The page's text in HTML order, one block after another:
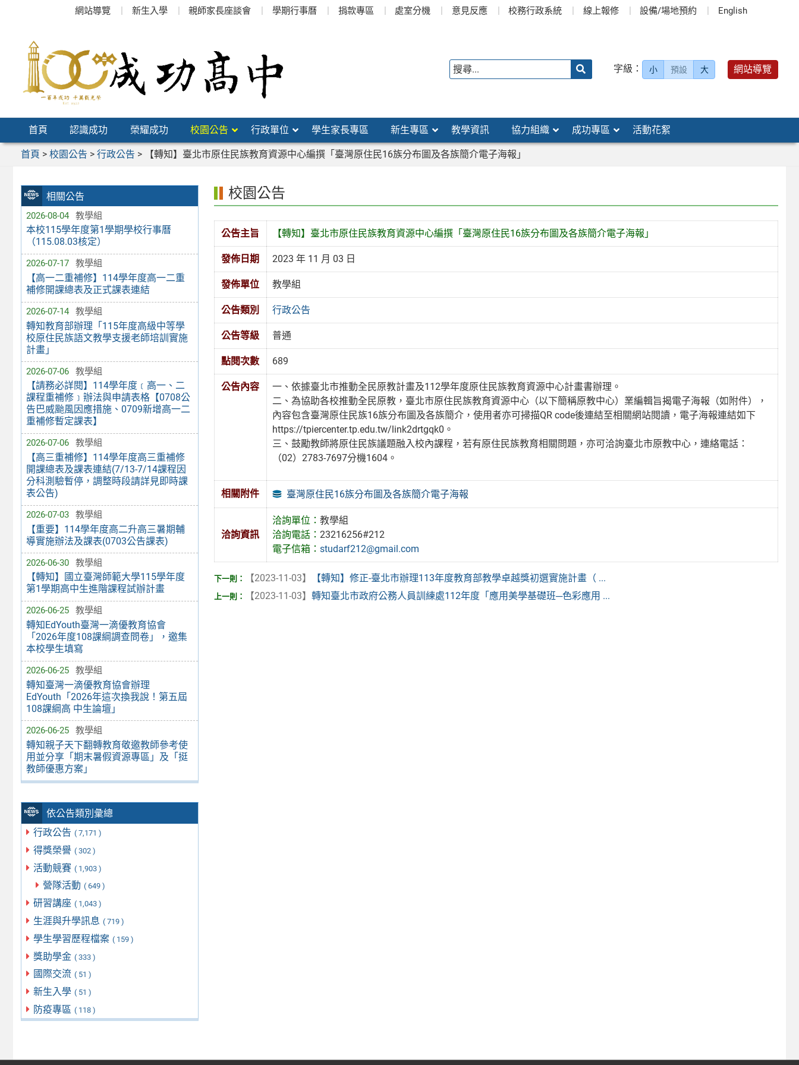
網站導覽 新生入學 親師家長座談會 學期行事曆 捐款專區 處室分機 意見反應 校務行政系統 線上報修 設備/場地預約 English
字級： 小 預設 大 網站導覽
首頁 認識成功 榮耀成功 校園公告 行政單位 學生家長專區 新生專區 教學資訊 協力組織 成功專區 活動花絮
首頁 > 校園公告 > 行政公告 > 【轉知】臺北市原住民族教育資源中心編撰「臺灣原住民16族分布圖及各族簡介電子海報」
相關公告
2026-08-04 教學組
本校115學年度第1學期學校行事曆
（115.08.03核定）
2026-07-17 教學組
【高一二重補修】114學年度高一二重
補修開課總表及正式課表連結
2026-07-14 教學組
轉知教育部辦理「115年度高級中等學
校原住民族語文教學支援老師培訓實施
計畫」
2026-07-06 教學組
【請務必詳閱】114學年度﹝高一、二
課程重補修﹞辦法與申請表格【0708公
告巴威颱風因應措施、0709新增高一二
重補修暫定課表】
2026-07-06 教學組
【高三重補修】114學年度高三重補修
開課總表及課表連結(7/13-7/14課程因
分科測驗暫停，調整時段請詳見即時課
表公告)
2026-07-03 教學組
【重要】114學年度高二升高三暑期輔
導實施辦法及課表(0703公告課表)
2026-06-30 教學組
【轉知】國立臺灣師範大學115學年度
第1學期高中生進階課程試辦計畫
2026-06-25 教學組
轉知EdYouth臺灣一滴優教育協會
「2026年度108課綱調查問卷」，邀集
本校學生填寫
2026-06-25 教學組
轉知臺灣一滴優教育協會辦理
EdYouth「2026年這次換我說！第五屆
108課綱高 中生論壇」
2026-06-25 教學組
轉知親子天下翻轉教育敬邀教師參考使
用並分享「期末暑假資源專區」及「挺
教師優惠方案」
依公告類別彙總
行政公告 ( 7,171 )
得獎榮譽 ( 302 )
活動競賽 ( 1,903 )
營隊活動 ( 649 )
研習講座 ( 1,043 )
生涯與升學訊息 ( 719 )
學生學習歷程檔案 ( 159 )
獎助學金 ( 333 )
國際交流 ( 51 )
新生入學 ( 51 )
防疫專區 ( 118 )
校園公告
公告主旨 【轉知】臺北市原住民族教育資源中心編撰「臺灣原住民16族分布圖及各族簡介電子海報」
發佈日期 2023 年 11 月 03 日
發佈單位 教學組
公告類別 行政公告
公告等級 普通
點閱次數 689
公告內容
一、依據臺北市推動全民原教計畫及112學年度原住民族教育資源中心計畫書辦理。
二、為協助各校推動全民原教，臺北市原住民族教育資源中心（以下簡稱原教中心）業編輯旨揭電子海報（如附件），
內容包含臺灣原住民族16族分布圖及各族簡介，使用者亦可掃描QR code後連結至相關網站閱讀，電子海報連結如下
https://tpiercenter.tp.edu.tw/link2drtgqk0。
三、鼓勵教師將原住民族議題融入校內課程，若有原住民族教育相關問題，亦可洽詢臺北市原教中心，連絡電話：
（02）2783-7697分機1604。
相關附件 臺灣原住民16族分布圖及各族簡介電子海報
洽詢資訊
洽詢單位：教學組
洽詢電話：23216256#212
電子信箱：studarf212@gmail.com
【2023-11-03】
【轉知】修正-臺北市辦理113年度教育部教學卓越獎初選實施計畫（ ...
【2023-11-03】 轉知臺北市政府公務人員訓練處112年度「應用美學基礎班─色彩應用 ...